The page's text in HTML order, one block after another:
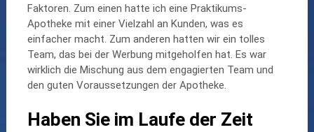
Faktoren. Zum einen hatte ich eine Praktikums-
Apotheke mit einer Vielzahl an Kunden, was es
einfacher macht. Zum anderen hatten wir ein tolles
Team, das bei der Werbung mitgeholfen hat. Es war
wirklich die Mischung aus dem engagierten Team und
den guten Voraussetzungen der Apotheke.
Haben Sie im Laufe der Zeit